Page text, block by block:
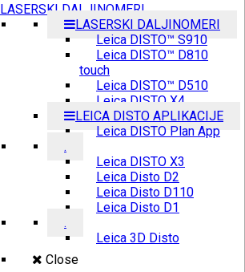
LASERSKI DALJINOMERI
LASERSKI DALJINOMERI
Leica DISTO™ S910
Leica DISTO™ D810
touch
Leica DISTO™ D510
Leica DISTO X4
LEICA DISTO APLIKACIJE
Leica DISTO Plan App
.
Leica DISTO X3
Leica Disto D2
Leica Disto D110
Leica Disto D1
.
Leica 3D Disto
Close